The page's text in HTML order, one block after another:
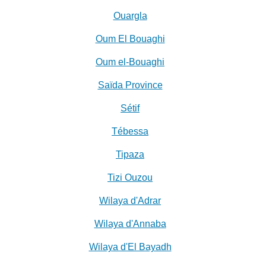
Ouargla
Oum El Bouaghi
Oum el-Bouaghi
Saïda Province
Sétif
Tébessa
Tipaza
Tizi Ouzou
Wilaya d'Adrar
Wilaya d'Annaba
Wilaya d'El Bayadh